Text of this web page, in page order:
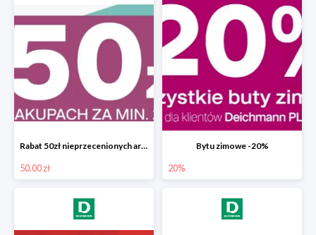
Rabat 50zł nieprzecenionych artykułów
50.00 zł
Bytu zimowe -20%
20%